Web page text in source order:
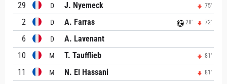
29
D J. Nyemeck 75'
2 D A. Farras 28' 72'
6 D
A. Lavenant
10
M T. Taufflieb 81'
11 M N. El Hassani 81'